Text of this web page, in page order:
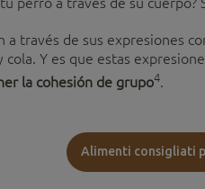
a través de sus expresiones
cola. Y es que estas
la cohesión de grupo4.
Alimenti consigliati